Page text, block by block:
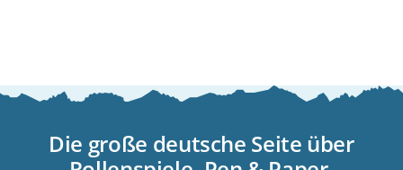
Die große deutsche Seite über